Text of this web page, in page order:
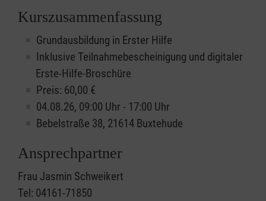
Kurszusammenfassung
Grundausbildung in Erster Hilfe
Inklusive Teilnahmebescheinigung und digitaler
Erste-Hilfe-Broschüre
Preis: 60,00 €
04.08.26, 09:00 Uhr - 17:00 Uhr
Bebelstraße 38, 21614 Buxtehude
Ansprechpartner
Frau Jasmin Schweikert
Tel: 04161-71850